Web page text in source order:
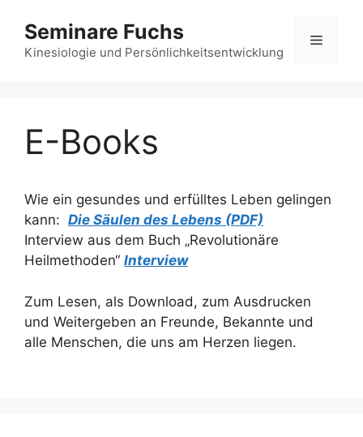
Inhalt
springen
Seminare Fuchs
Kinesiologie und Persönlichkeitsentwicklung
Menü
E-Books
Wie ein gesundes und erfülltes Leben gelingen
kann: Die Säulen des Lebens (PDF)
Interview aus dem Buch „Revolutionäre
Heilmethoden“ Interview
Zum Lesen, als Download, zum Ausdrucken
und Weitergeben an Freunde, Bekannte und
alle Menschen, die uns am Herzen liegen.